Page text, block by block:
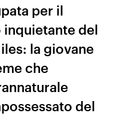
per il
del
la giovane
che
del